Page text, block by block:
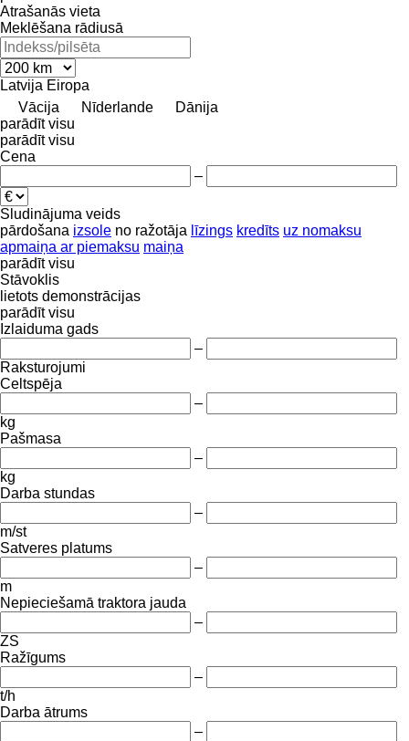
Atrašanās vieta
Meklēšana rādiusā
Latvija Eiropa
Vācija
Nīderlande
Dānija
parādīt visu
parādīt visu
Cena
–
Sludinājuma veids
pārdošana izsole no ražotāja līzings kredīts uz nomaksu
apmaiņa ar piemaksu maiņa
parādīt visu
Stāvoklis
lietots demonstrācijas
parādīt visu
Izlaiduma gads
–
Raksturojumi
Celtspēja
–
kg
Pašmasa
–
kg
Darba stundas
–
m/st
Satveres platums
–
m
Nepieciešamā traktora jauda
–
ZS
Ražīgums
–
t/h
Darba ātrums
–